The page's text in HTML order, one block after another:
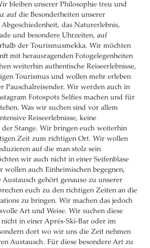
bleiben unserer Philosophie treu und
auf die Besonderheiten unserer
das Naturerlebnis,
und besondere Uhrzeiten, auf
der Tourismusmekka. Wir möchten
mit herausragenden Fotogelegenheiten
weiterhin authentische Reiseerlebnisse,
Tourismus und wollen mehr erleben
Pauschalreisender. Wir werden auch in
Fotospots Selfies machen und für
Was wir suchen sind vor allem
Reiseerlebnisse, keine
der Stange. Wir bringen euch weiterhin
Zeit zum richtigen Ort. Wir wollen
auf die man stolz sein
wir auch nicht in einer Seifenblase
wollen auch Einheimischen begegnen,
gehört genauso zu unserer
euch zu den richtigen Zeiten an die
zu bringen. Wir machen das jedoch
Art und Weise. Wir suchen diese
nicht in einer Aprés-Ski-Bar oder im
dort wo wir uns die Zeit nehmen
Austausch. Für diese besondere Art zu